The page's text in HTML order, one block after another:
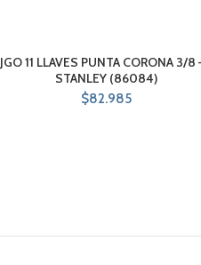
JGO 11 LLAVES PUNTA CORONA 3/8
STANLEY (86084)
$82.985